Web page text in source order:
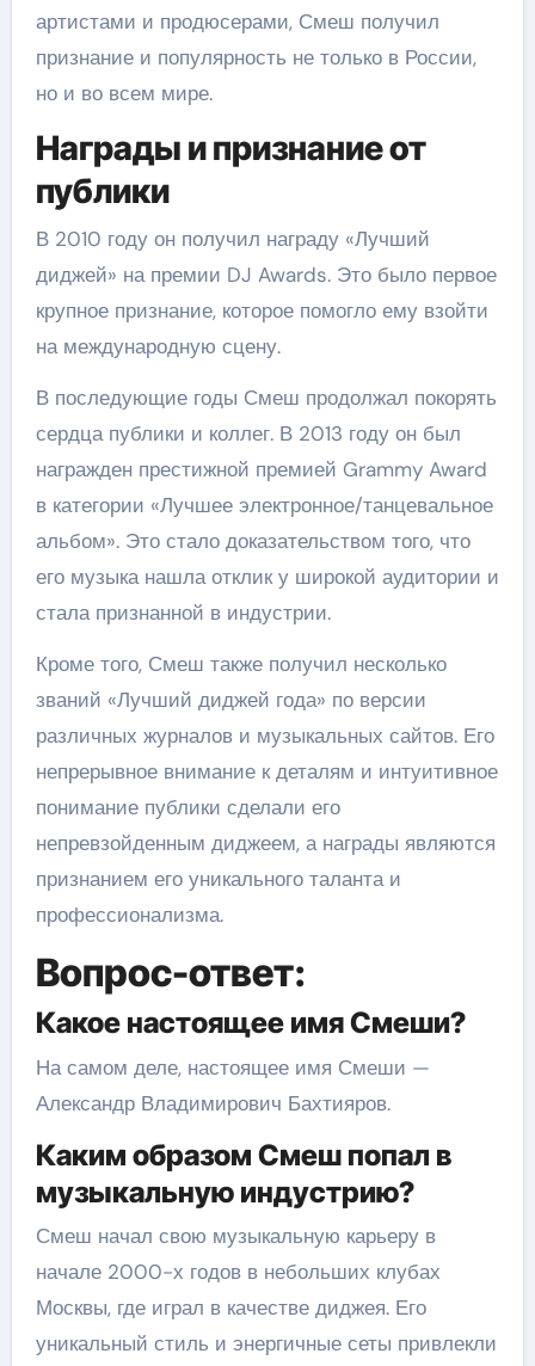
артистами и продюсерами, Смеш получил
признание и популярность не только в России,
но и во всем мире.
Награды и признание от
публики
В 2010 году он получил награду «Лучший
диджей» на премии DJ Awards. Это было первое
крупное признание, которое помогло ему взойти
на международную сцену.
В последующие годы Смеш продолжал покорять
сердца публики и коллег. В 2013 году он был
награжден престижной премией Grammy Award
в категории «Лучшее электронное/танцевальное
альбом». Это стало доказательством того, что
его музыка нашла отклик у широкой аудитории и
стала признанной в индустрии.
Кроме того, Смеш также получил несколько
званий «Лучший диджей года» по версии
различных журналов и музыкальных сайтов. Его
непрерывное внимание к деталям и интуитивное
понимание публики сделали его
непревзойденным диджеем, а награды являются
признанием его уникального таланта и
профессионализма.
Вопрос-ответ:
Какое настоящее имя Смеши?
На самом деле, настоящее имя Смеши —
Александр Владимирович Бахтияров.
Каким образом Смеш попал в
музыкальную индустрию?
Смеш начал свою музыкальную карьеру в
начале 2000-х годов в небольших клубах
Москвы, где играл в качестве диджея. Его
уникальный стиль и энергичные сеты привлекли